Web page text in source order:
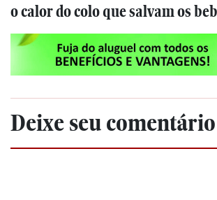
o calor do colo que salvam os
Deixe seu comentário